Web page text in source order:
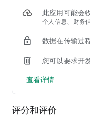
安全、合规且受监管的
管辖区的牌照、注册和
价值10亿美元。
控、严格的身份认证协
此应用可能会
个人信息、财务
数据在传输过
您可以要求开
查看详情
评分和评价